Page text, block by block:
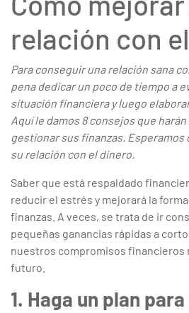
relación con
Para conseguir una relación sana
pena dedicar un poco de tiempo a
situación financiera y luego
Aquí le damos 8 consejos que
gestionar sus finanzas. Esperamos
su relación con el dinero.
Saber que está respaldado
reducir el estrés y mejorará la forma
finanzas. A veces, se trata de ir
pequeñas ganancias rápidas a
nuestros compromisos financieros
futuro.
1. Haga un plan